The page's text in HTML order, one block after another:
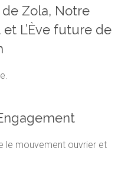
Zola, Notre
L’Ève future de
le mouvement ouvrier et